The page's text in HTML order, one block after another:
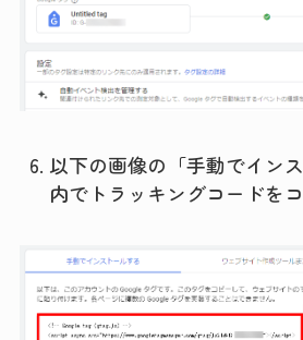
以下の画像の「手動でイン
内でトラッキングコードを